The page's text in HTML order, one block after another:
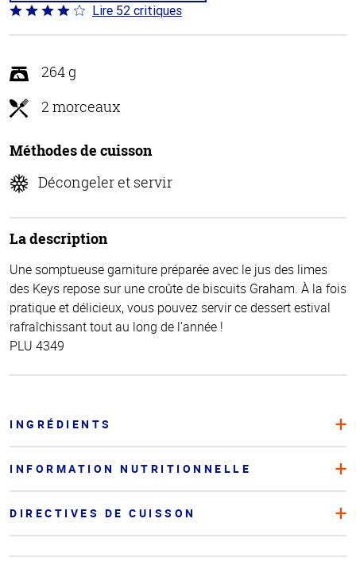
Coté
4.2 sur
Lire 52 critiques
264 g
2 morceaux
Méthodes de cuisson
Décongeler et servir
La description
Une somptueuse garniture préparée avec le jus des limes
des Keys repose sur une croûte de biscuits Graham. À la fois
pratique et délicieux, vous pouvez servir ce dessert estival
rafraîchissant tout au long de l’année !
PLU 4349
INGRÉDIENTS
INFORMATION NUTRITIONNELLE
DIRECTIVES DE CUISSON